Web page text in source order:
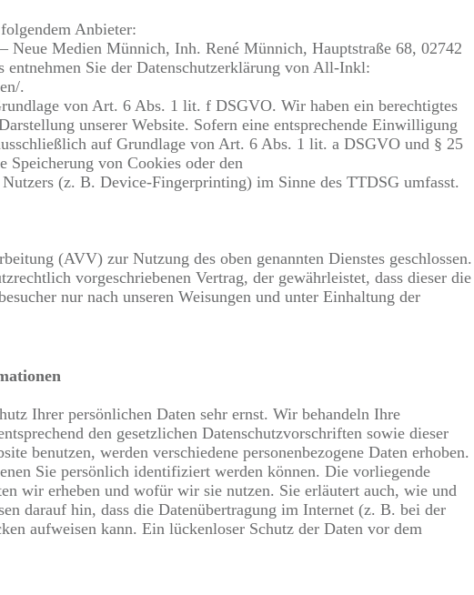
Anbieter:
Medien Münnich, Inh. René Münnich, Hauptstraße 68, 02742
Sie der Datenschutzerklärung von All-Inkl:
.
von Art. 6 Abs. 1 lit. f DSGVO. Wir haben ein berechtigtes
unserer Website. Sofern eine entsprechende Einwilligung
auf Grundlage von Art. 6 Abs. 1 lit. a DSGVO und § 25
von Cookies oder den
(z. B. Device-Fingerprinting) im Sinne des TTDSG umfasst.
(AVV) zur Nutzung des oben genannten Dienstes geschlossen.
vorgeschriebenen Vertrag, der gewährleistet, dass dieser die
nur nach unseren Weisungen und unter Einhaltung der
Ihrer persönlichen Daten sehr ernst. Wir behandeln Ihre
den gesetzlichen Datenschutzvorschriften sowie dieser
benutzen, werden verschiedene personenbezogene Daten erhoben.
Sie persönlich identifiziert werden können. Die vorliegende
wir erheben und wofür wir sie nutzen. Sie erläutert auch, wie und
darauf hin, dass die Datenübertragung im Internet (z. B. bei der
aufweisen kann. Ein lückenloser Schutz der Daten vor dem